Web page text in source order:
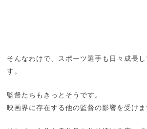
そんなわけで、スポーツ選手も日々成長
す。
監督たちもきっとそうです。
映画界に存在する他の監督の影響を受けま